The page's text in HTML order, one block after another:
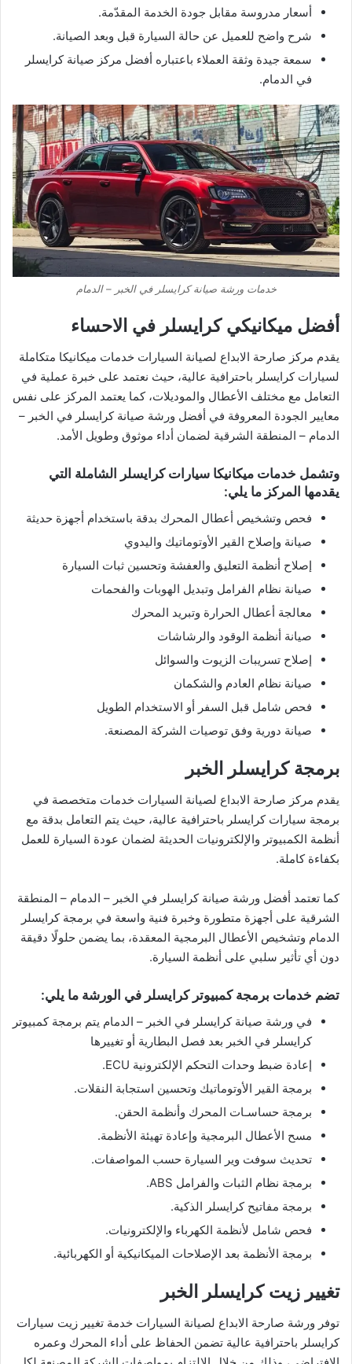
أسعار مدروسة مقابل جودة الخدمة المقدّمة.
شرح واضح للعميل عن حالة السيارة قبل وبعد الصيانة.
سمعة جيدة وثقة العملاء باعتباره أفضل مركز صيانة كرايسلر
في الدمام.
خدمات ورشة صيانة كرايسلر في الخبر – الدمام
أفضل ميكانيكي كرايسلر في الاحساء
يقدم مركز صارحة الابداع لصيانة السيارات خدمات ميكانيكا متكاملة
لسيارات كرايسلر باحترافية عالية، حيث نعتمد على خبرة عملية في
التعامل مع مختلف الأعطال والموديلات، كما يعتمد المركز على نفس
معايير الجودة المعروفة في أفضل ورشة صيانة كرايسلر في الخبر –
الدمام – المنطقة الشرقية لضمان أداء موثوق وطويل الأمد.
وتشمل خدمات ميكانيكا سيارات كرايسلر الشاملة التي
يقدمها المركز ما يلي:
فحص وتشخيص أعطال المحرك بدقة باستخدام أجهزة حديثة
صيانة وإصلاح القير الأوتوماتيك واليدوي
إصلاح أنظمة التعليق والعفشة وتحسين ثبات السيارة
صيانة نظام الفرامل وتبديل الهوبات والفحمات
معالجة أعطال الحرارة وتبريد المحرك
صيانة أنظمة الوقود والرشاشات
إصلاح تسريبات الزيوت والسوائل
صيانة نظام العادم والشكمان
فحص شامل قبل السفر أو الاستخدام الطويل
صيانة دورية وفق توصيات الشركة المصنعة.
برمجة كرايسلر الخبر
يقدم مركز صارحة الابداع لصيانة السيارات خدمات متخصصة في
برمجة سيارات كرايسلر باحترافية عالية، حيث يتم التعامل بدقة مع
أنظمة الكمبيوتر والإلكترونيات الحديثة لضمان عودة السيارة للعمل
بكفاءة كاملة.
كما تعتمد أفضل ورشة صيانة كرايسلر في الخبر – الدمام – المنطقة
الشرقية على أجهزة متطورة وخبرة فنية واسعة في برمجة كرايسلر
الدمام وتشخيص الأعطال البرمجية المعقدة، بما يضمن حلولًا دقيقة
دون أي تأثير سلبي على أنظمة السيارة.
تضم خدمات برمجة كمبيوتر كرايسلر في الورشة ما يلي:
في ورشة صيانة كرايسلر في الخبر – الدمام يتم برمجة كمبيوتر
كرايسلر في الخبر بعد فصل البطارية أو تغييرها
إعادة ضبط وحدات التحكم الإلكترونية ECU.
برمجة القير الأوتوماتيك وتحسين استجابة النقلات.
برمجة حساسـات المحرك وأنظمة الحقن.
مسح الأعطال البرمجية وإعادة تهيئة الأنظمة.
تحديث سوفت وير السيارة حسب المواصفات.
برمجة نظام الثبات والفرامل ABS.
برمجة مفاتيح كرايسلر الذكية.
فحص شامل لأنظمة الكهرباء والإلكترونيات.
برمجة الأنظمة بعد الإصلاحات الميكانيكية أو الكهربائية.
تغيير زيت كرايسلر الخبر
توفر ورشة صارحة الابداع لصيانة السيارات خدمة تغيير زيت سيارات
كرايسلر باحترافية عالية تضمن الحفاظ على أداء المحرك وعمره